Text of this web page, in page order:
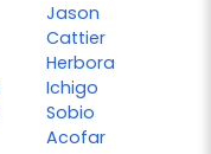
Jason
Cattier
Herbora
Ichigo
Sobio
Acofar